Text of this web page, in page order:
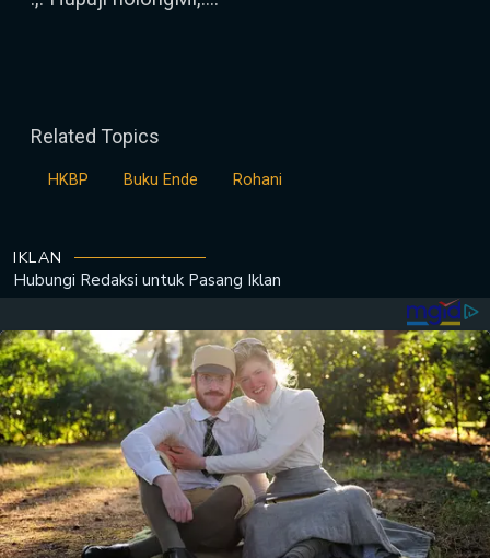
Related Topics
HKBP Buku Ende Rohani
IKLAN
Hubungi Redaksi untuk Pasang Iklan